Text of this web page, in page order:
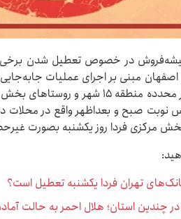
در خصوص تعطیل شدن برخی
مبنی بر اجرای عملیات
نوبت صبح و بعداظهر واقع در محلات
بخش مرکزی فردا روز یکشنبه بصورت
تهران فردا یکشنبه تعطیل است؟
استان؛ هلال احمر به حالت